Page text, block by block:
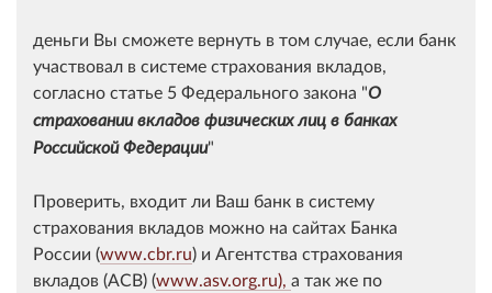
деньги Вы сможете вернуть в том случае, если банк
участвовал в системе страхования вкладов,
согласно статье 5 Федерального закона "О
страховании вкладов физических лиц в банках
Российской Федерации"
Проверить, входит ли Ваш банк в систему
страхования вкладов можно на сайтах Банка
России (www.cbr.ru) и Агентства страхования
вкладов (АСВ) (www.asv.org.ru), а так же по